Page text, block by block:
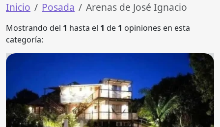
Inicio Posada Arenas de José Ignacio
Mostrando del 1 hasta el 1 de 1 opiniones en esta
categoría: